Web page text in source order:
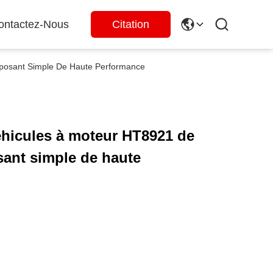
Nous Citation
Simple De Haute Performance
à moteur HT8921 de
simple de haute